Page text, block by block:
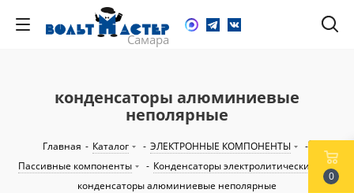
конденсаторы алюминиевые
неполярные
Главная - Каталог - ЭЛЕКТРОННЫЕ КОМПОНЕНТЫ
-
Пассивные компоненты
- Конденсаторы электролитические
-
конденсаторы алюминиевые неполярные
0